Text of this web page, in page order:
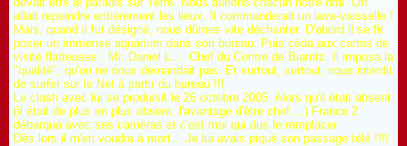
allait repeindre entièrement les lieux. Il commanderait un lave-vaisselle !
Mais, quand il fut désigné, nous dûmes vite déchanter. D'abord il se fit
poser un immense aquarium dans son bureau. Puis céda aux cartes de
visite flatteuses : Mr. Daniel L.... Chef du Centre de Biarritz. Il imposa la
"qualité", qu'on ne nous demandait pas. Et surtout, surtout, nous interdit
de surfer sur le Net à partir du bureau !!!
Le clash avec lui se produisit le 26 octobre 2005. Alors qu'il était absent
(il était de plus en plus absent, l'avantage d'être chef....) France 2
débarqua avec ses caméras et c'est moi qui dus le remplacer.
Dès lors il m'en voudra à mort... Je lui avais piqué son passage télé !!!!